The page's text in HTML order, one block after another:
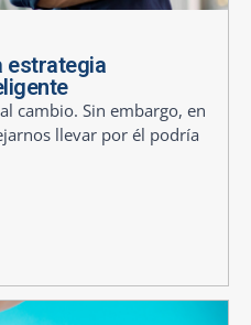
estrategia
cambio. Sin embargo, en
llevar por él podría